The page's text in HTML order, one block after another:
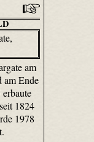
am
am Ende
1824
1978